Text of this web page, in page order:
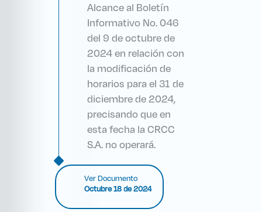
Alcance al Boletín
Informativo No. 046
del 9 de octubre de
2024 en relación con
la modificación de
horarios para el 31 de
diciembre de 2024,
precisando que en
esta fecha la CRCC
S.A. no operará.
Ver Documento
Octubre 18 de 2024